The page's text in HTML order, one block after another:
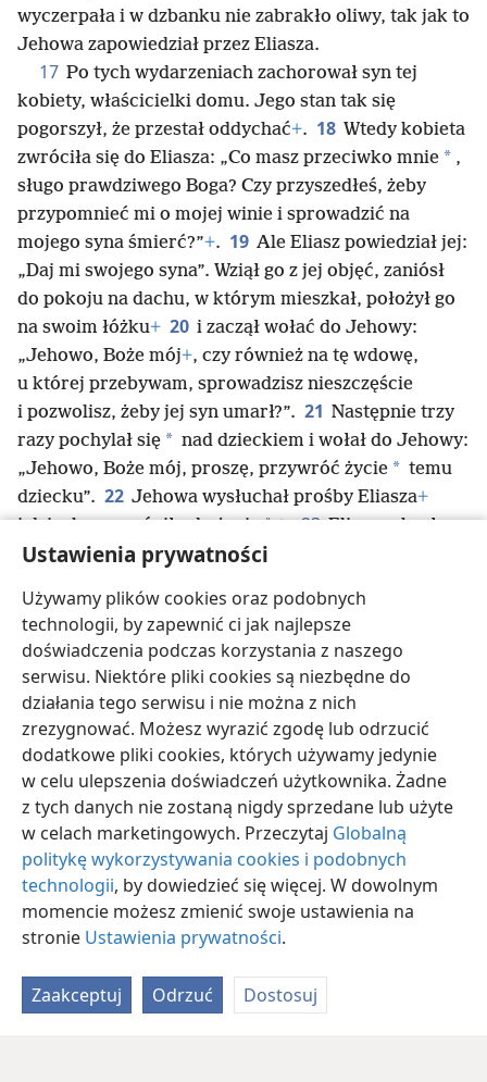
Ustawienia prywatności
Używamy plików cookies oraz podobnych
technologii, by zapewnić ci jak najlepsze
doświadczenia podczas korzystania z naszego
serwisu. Niektóre pliki cookies są niezbędne do
działania tego serwisu i nie można z nich
zrezygnować. Możesz wyrazić zgodę lub odrzucić
dodatkowe pliki cookies, których używamy jedynie
w celu ulepszenia doświadczeń użytkownika. Żadne
z tych danych nie zostaną nigdy sprzedane lub użyte
w celach marketingowych. Przeczytaj Globalną
politykę wykorzystywania cookies i podobnych
technologii, by dowiedzieć się więcej. W dowolnym
momencie możesz zmienić swoje ustawienia na
stronie Ustawienia prywatności.
Zaakceptuj Odrzuć Dostosuj
wyczerpała i w dzbanku nie zabrakło oliwy, tak jak to
Jehowa zapowiedział przez Eliasza.
17 Po tych wydarzeniach zachorował syn tej
kobiety, właścicielki domu. Jego stan tak się
pogorszył, że przestał oddychać+. 18 Wtedy kobieta
zwróciła się do Eliasza: „Co masz przeciwko mnie * ,
sługo prawdziwego Boga? Czy przyszedłeś, żeby
przypomnieć mi o mojej winie i sprowadzić na
mojego syna śmierć?”+. 19 Ale Eliasz powiedział jej:
„Daj mi swojego syna”. Wziął go z jej objęć, zaniósł
do pokoju na dachu, w którym mieszkał, położył go
na swoim łóżku+ 20 i zaczął wołać do Jehowy:
„Jehowo, Boże mój+, czy również na tę wdowę,
u której przebywam, sprowadzisz nieszczęście
i pozwolisz, żeby jej syn umarł?”. 21 Następnie trzy
razy pochylał się * nad dzieckiem i wołał do Jehowy:
„Jehowo, Boże mój, proszę, przywróć życie * temu
dziecku”. 22 Jehowa wysłuchał prośby Eliasza+
i dziecko powróciło do życia * +. 23 Eliasz zabrał
dziecko z pokoju na dachu, zniósł je na dół do domu
24 Wtedy kobieta rzekła do Eliasza: „Teraz wiem, że
naprawdę jesteś sługą Bożym
i że słowo Jehowy,
które przekazujesz, jest prawdziwe”.
polski Udostępnij Ustawienia
Copyright© 2026 Watch Tower Bible and Tract Society of Pennsylvania
Warunki użytkowania Polityka prywatności
Ustawienia prywatności
JW.ORG
Zaloguj